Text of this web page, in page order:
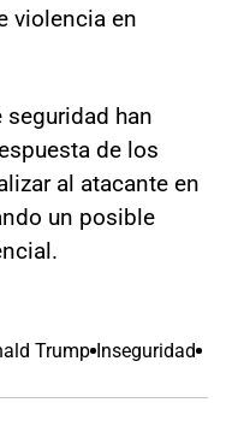
violencia en
han
de los
al atacante en
un posible
Trump Inseguridad